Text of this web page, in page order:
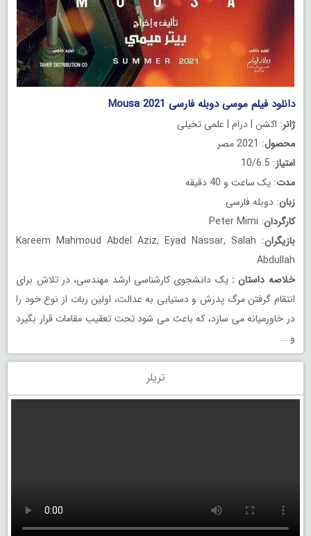
دانلود فیلم موسی دوبله فارسی Mousa 2021
ژانر: اکشن | درام | علمی تخیلی
محصول: 2021 مصر
امتیاز: 10/6.5
مدت: یک ساعت و 40 دقیقه
زبان: دوبله فارسی
کارگردان: Peter Mimi
بازیگران : Kareem Mahmoud Abdel Aziz, Eyad Nassar, Salah
Abdullah
خلاصه داستان : یک دانشجوی کارشناسی ارشد مهندسی، در تلاش برای
انتقام گرفتن مرگ پدرش و دستیابی به عدالت، اولین ربات از نوع خود را
در خاورمیانه می سازد، که باعث می شود تحت تعقیب مقامات قرار بگیرد
و …
تریلر